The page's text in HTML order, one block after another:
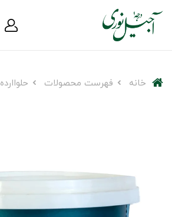
خانه فهرست محصولات حلواارده 500 گرمی شابلی